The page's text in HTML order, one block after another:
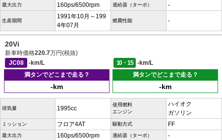
最大出力 160ps/6500rpm 過給器（ターボ） -
生産期間
1991年10月～199
4年07月
燃費性能 -
20Vi
新車時価格220.7万円(税抜)
JC08
-km/L 10・15
-km/L
満タンでどこまで走る？
-km
満タンでどこまで走る？
-km
排気量 1995cc
使用燃料
エンジン
ハイオク
ガソリン
ミッション フロア4AT 駆動方式 FF
最大出力 160ps/6500rpm 過給器（ターボ） -